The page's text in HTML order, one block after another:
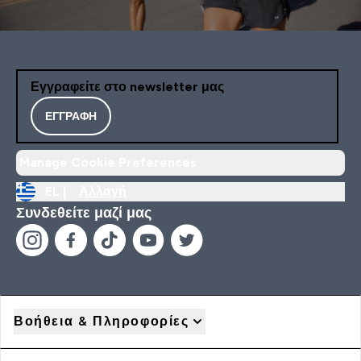
Εγγραφείτε στο newsletter μας
ΕΓΓΡΑΦΉ
Συνδεθείτε μαζί μας
Βοήθεια & Πληροφορίες